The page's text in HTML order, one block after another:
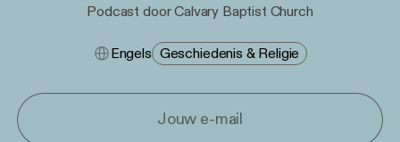
Podcast door Calvary Baptist Church
Engels Geschiedenis & Religie